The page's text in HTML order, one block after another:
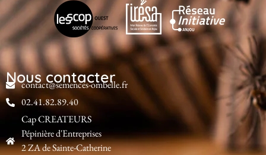
Nous contacter
contact@semences-ombelle.fr
02.41.82.89.40
Cap CREATEURS
Pépinière d'Entreprises
2 ZA de Sainte-Catherine